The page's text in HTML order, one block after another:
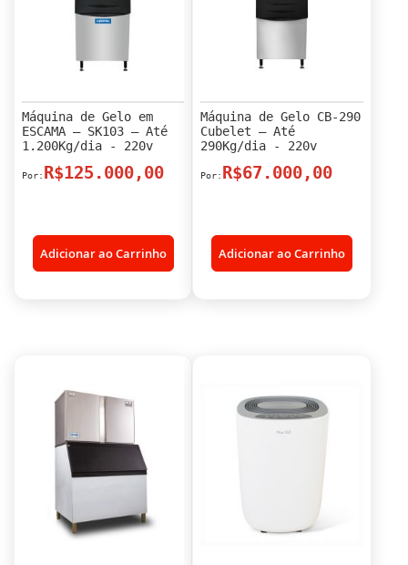
Máquina de Gelo em
ESCAMA – SK103 – Até
1.200Kg/dia - 220v
R$125.000,00
Adicionar ao Carrinho
Máquina de Gelo CB-290
Cubelet – Até
290Kg/dia - 220v
R$67.000,00
Adicionar ao Carrinho